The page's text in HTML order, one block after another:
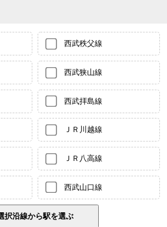
西武秩父線
西武狭山線
西武拝島線
ＪＲ川越線
ＪＲ八高線
西武山口線